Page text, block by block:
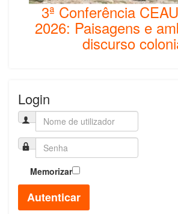
3ª Conferência
2026: Paisagens e
discurso
Login
Memorizar
Autenticar